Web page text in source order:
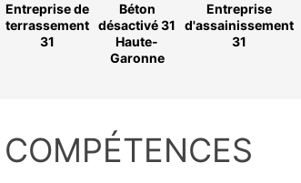
Entreprise de
terrassement
31
Béton
désactivé 31
Haute-
Garonne
Entreprise
d'assainissement
31